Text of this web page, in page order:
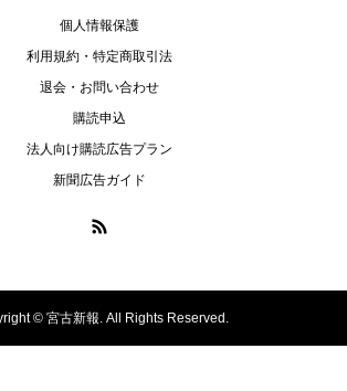
個人情報保護
利用規約・特定商取引法
退会・お問い合わせ
購読申込
法人向け購読広告プラン
新聞広告ガイド
©宮古新報. All Rights Reserved.